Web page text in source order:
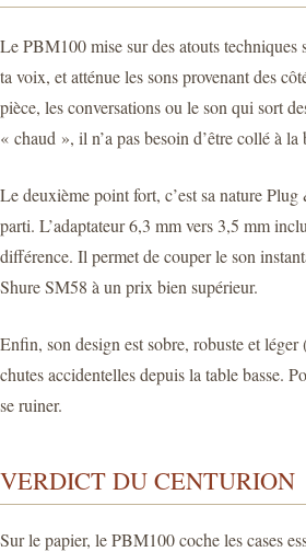
Le PBM100 mise sur des atouts techniques
ta voix, et atténue les sons provenant des
pièce, les conversations ou le son qui sort
« chaud », il n’a pas besoin d’être collé à
Le deuxième point fort, c’est sa nature
parti. L’adaptateur 6,3 mm vers 3,5 mm
différence. Il permet de couper le son
Shure SM58 à un prix bien supérieur.
Enfin, son design est sobre, robuste et
chutes accidentelles depuis la table basse.
se ruiner.
VERDICT DU CENTURION
Sur le papier, le PBM100 coche les cases